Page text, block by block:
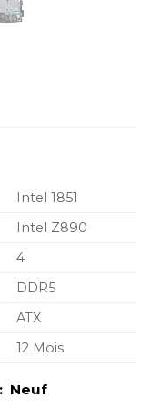
Intel 1851
Intel Z890
4
DDR5
ATX
12 Mois
Neuf